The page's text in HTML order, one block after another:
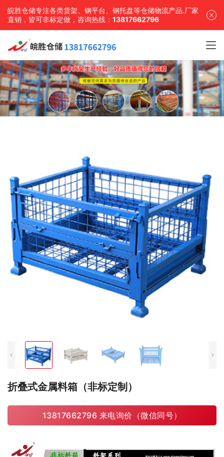
皖胜仓储专注各类货架、钢平台、钢托盘等仓储物流产品.厂家
直销，皆可非标定做，咨询热线： 13817662796
折叠式金属料箱（非标定制）
13817662796 来电询价（微信同号）